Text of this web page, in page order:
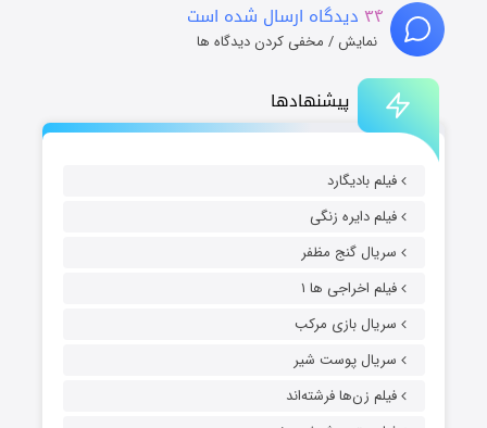
پیشنهادها
فیلم بادیگارد
فیلم دایره زنگی
سریال گنج مظفر
فیلم اخراجی ها ۱
سریال بازی مرکب
سریال پوست شیر
فیلم زن‌ها فرشته‌اند
۳۴ دیدگاه ارسال شده است
نمایش / مخفی کردن دیدگاه ها